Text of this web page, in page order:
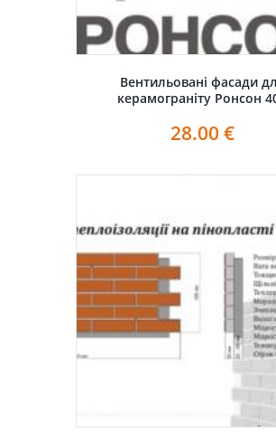
Вентильовані фасади
керамограніту Ронсон
28.00 €